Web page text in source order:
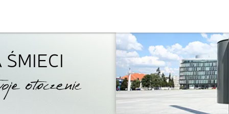
Kosze do segregacji
Strefa rowerowa
angielski (USA)
włoski